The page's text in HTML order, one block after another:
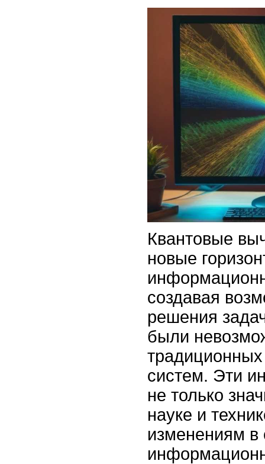
Квантовые
новые
создавая
решения
были
систем. Эти
не только
науке и
изменениям